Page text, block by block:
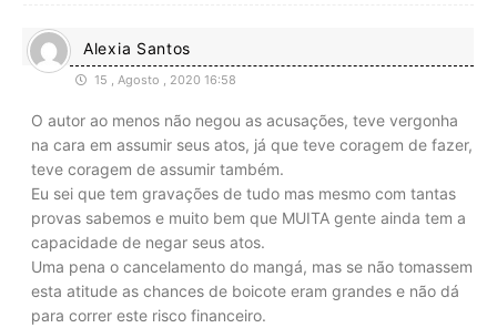
Alexia Santos
15 , Agosto , 2020 16:58
O autor ao menos não negou as acusações, teve vergonha
na cara em assumir seus atos, já que teve coragem de fazer,
teve coragem de assumir também.
Eu sei que tem gravações de tudo mas mesmo com tantas
provas sabemos e muito bem que MUITA gente ainda tem a
capacidade de negar seus atos.
Uma pena o cancelamento do mangá, mas se não tomassem
esta atitude as chances de boicote eram grandes e não dá
para correr este risco financeiro.